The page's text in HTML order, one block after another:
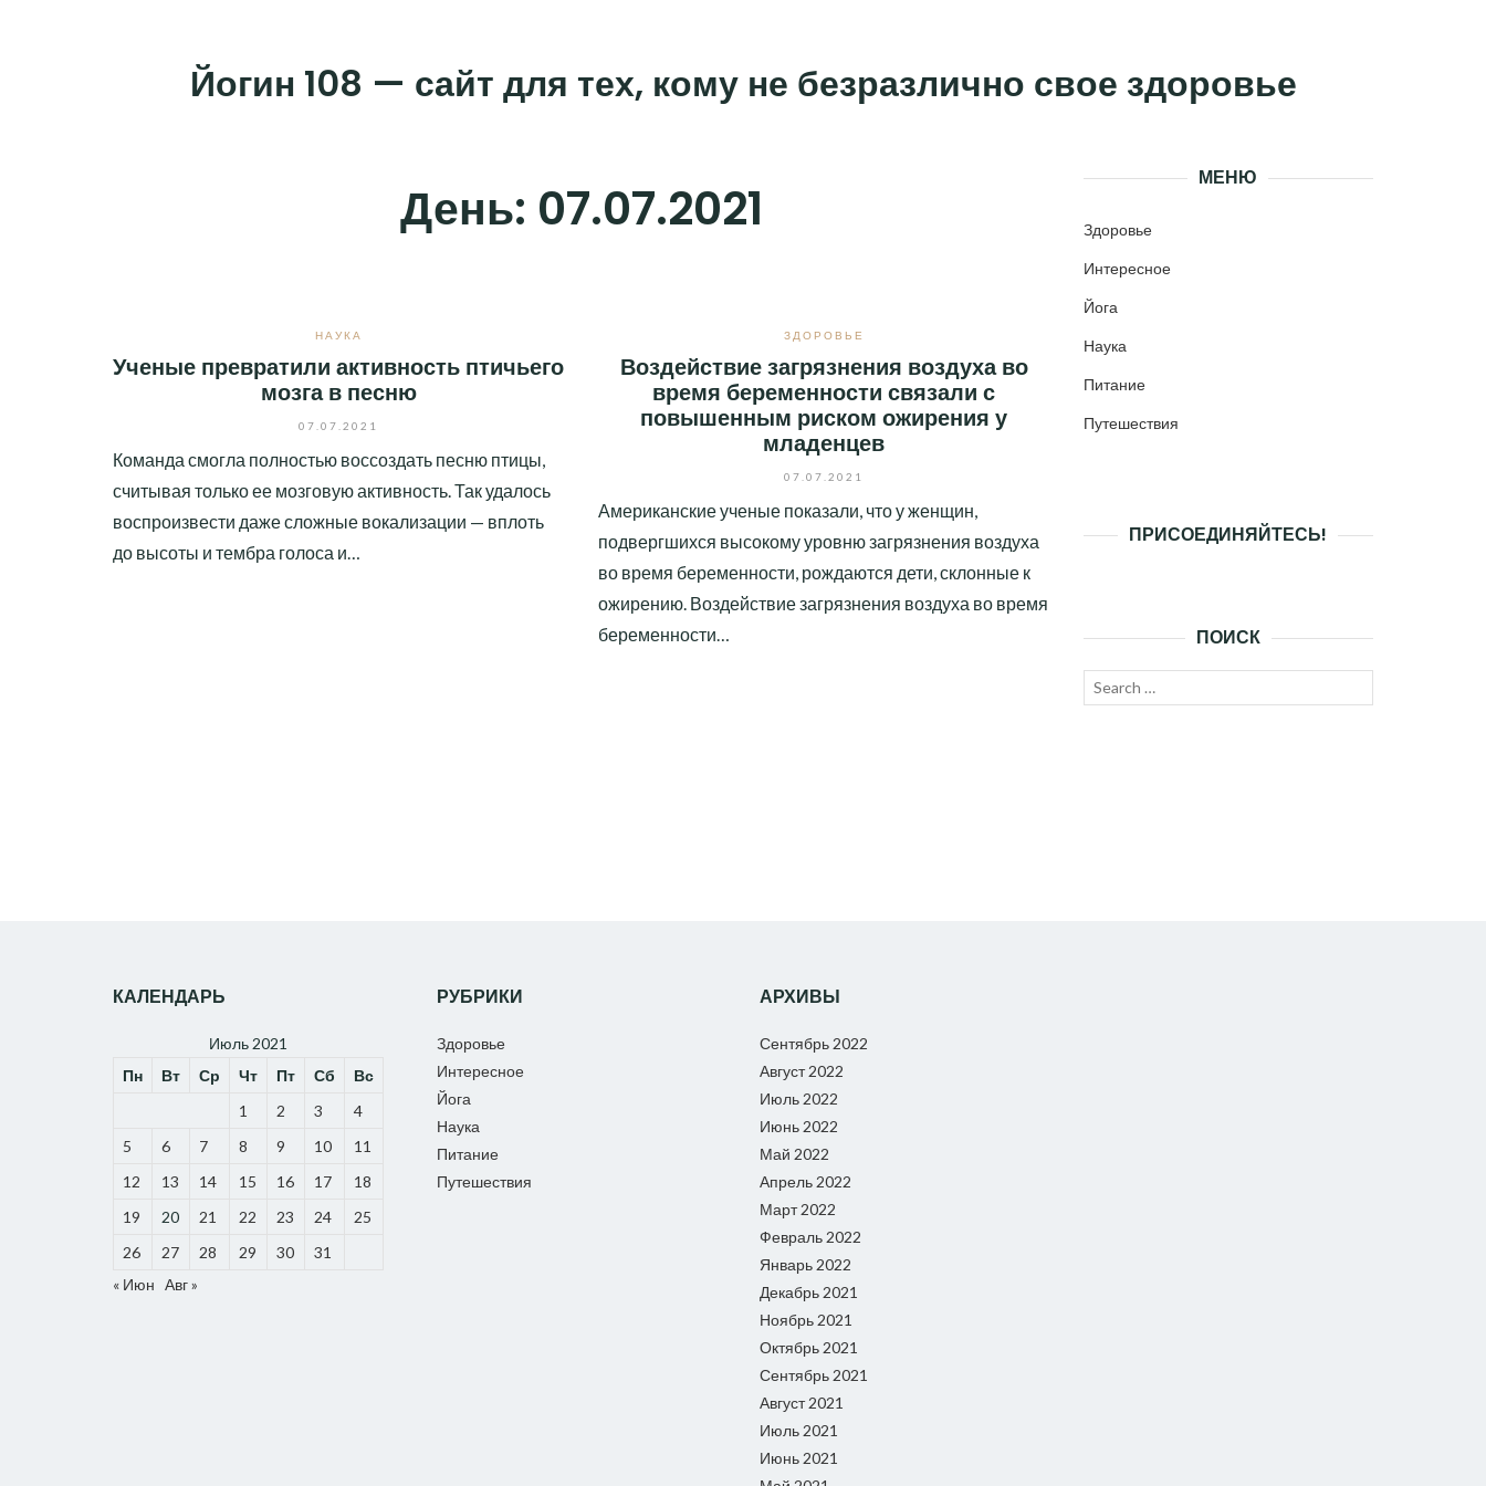
Йогин 108 — сайт для тех, кому не безразлично свое здоровье
День: 07.07.2021
НАУКА
Ученые превратили активность птичьего
мозга в песню
07.07.2021
Команда смогла полностью воссоздать песню птицы,
считывая только ее мозговую активность. Так удалось
воспроизвести даже сложные вокализации — вплоть
до высоты и тембра голоса и…
ЗДОРОВЬЕ
Воздействие загрязнения воздуха во
время беременности связали с
повышенным риском ожирения у
младенцев
07.07.2021
Американские ученые показали, что у женщин,
подвергшихся высокому уровню загрязнения воздуха
во время беременности, рождаются дети, склонные к
ожирению. Воздействие загрязнения воздуха во время
беременности…
МЕНЮ
Здоровье
Интересное
Йога
Наука
Питание
Путешествия
ПРИСОЕДИНЯЙТЕСЬ!
ПОИСК
Search
КАЛЕНДАРЬ
Июль 2021
Пн
Вт Ср Чт Пт Сб
Вс
1
2 3
4
5
6 7 8 9 10
11
12
13 14 15 16 17
18
19
20 21 22 23 24
25
26
27 28 29 30
31
« Июн Авг »
РУБРИКИ
Здоровье
Интересное
Йога
Наука
Питание
Путешествия
АРХИВЫ
Сентябрь 2022
Август 2022
Июль 2022
Июнь 2022
Май 2022
Апрель 2022
Март 2022
Февраль 2022
Январь 2022
Декабрь 2021
Ноябрь 2021
Октябрь 2021
Сентябрь 2021
Август 2021
Июль 2021
Июнь 2021